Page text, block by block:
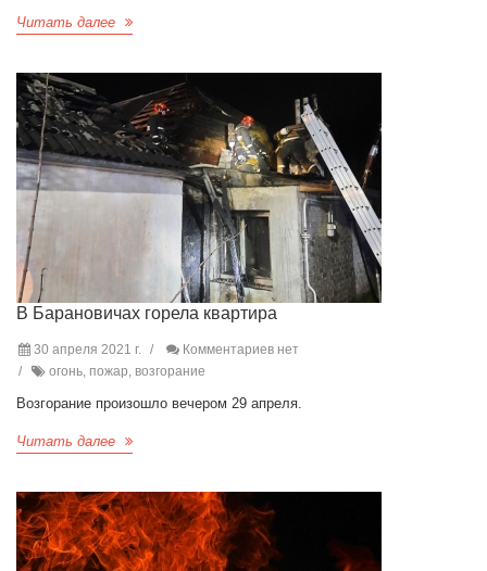
Читать далее
В Барановичах горела квартира
30 апреля 2021 г.
Комментариев нет
огонь, пожар, возгорание
Возгорание произошло вечером 29 апреля.
Читать далее